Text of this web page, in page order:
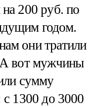
200 руб. по
годом.
они тратили
вот мужчины
сумму
1300 до 3000